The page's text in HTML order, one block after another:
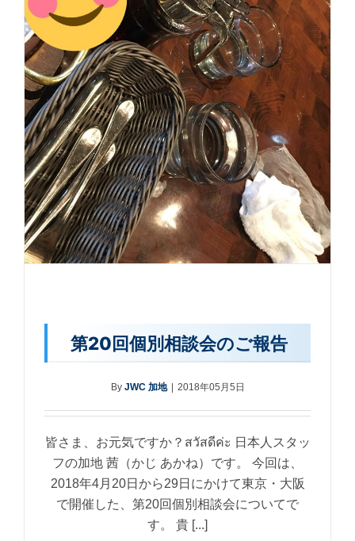
第20回個別相談会のご報告
By JWC 加地 2018年05月5日
皆さま、お元気ですか？สวัสดีค่ะ 日本人スタッ
フの加地 茜（かじ あかね）です。 今回は、
2018年4月20日から29日にかけて東京・大阪
で開催した、第20回個別相談会についてで
す。 貴 [...]